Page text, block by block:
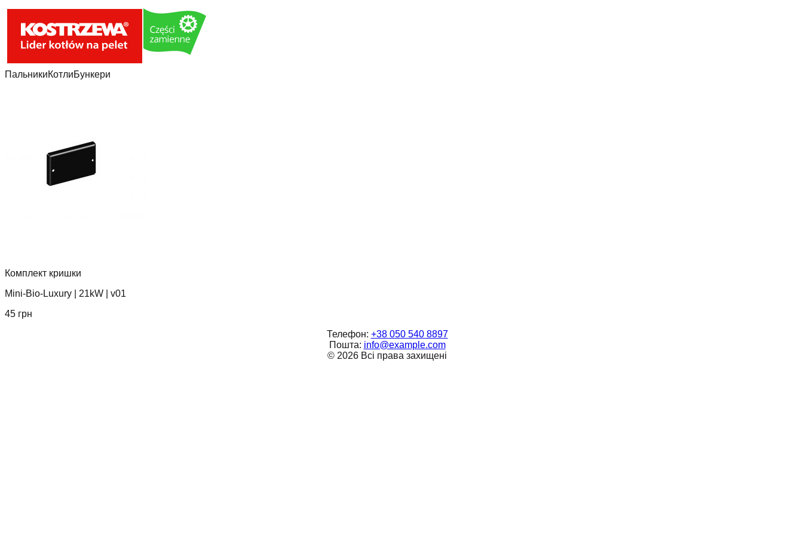
ПальникиКотлиБункери
Комплект кришки
Mini-Bio-Luxury
21kW
v01
45 грн
Телефон: +38 050 540 8897
Пошта: info@example.com
© 2026 Всі права захищені